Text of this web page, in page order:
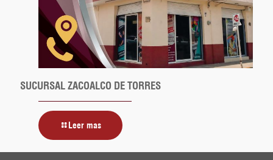
SUCURSAL ZACOALCO DE TORRES
Leer mas